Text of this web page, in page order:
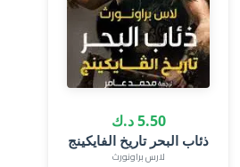
5.50 د.ك
ذئاب البحر تاريخ الفايكينج
لارس براونورث